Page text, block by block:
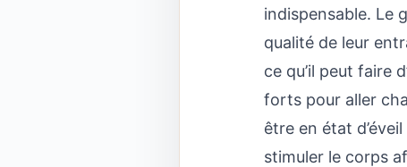
indispensable. Le
qualité de leur
ce qu’il peut faire
forts pour aller
être en état
stimuler le corps